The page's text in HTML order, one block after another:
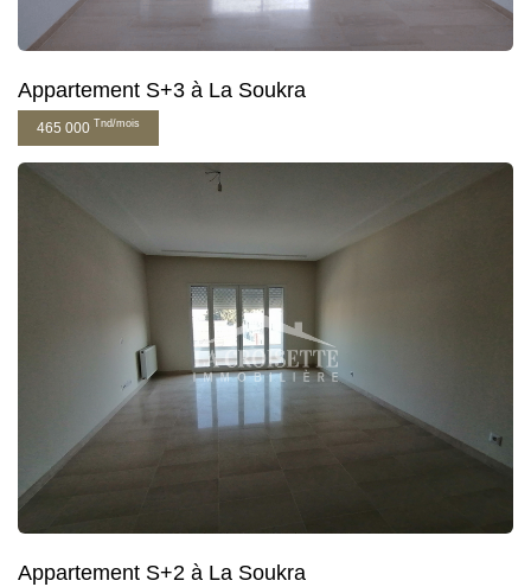
Appartement S+3 à La Soukra
465 000 Tnd/mois
Appartement S+2 à La Soukra